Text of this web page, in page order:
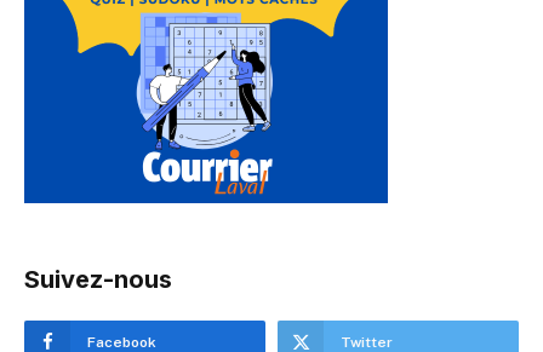
Suivez-nous
Facebook Twitter